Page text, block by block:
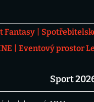
Fantasy
Eventový prostor
Sport